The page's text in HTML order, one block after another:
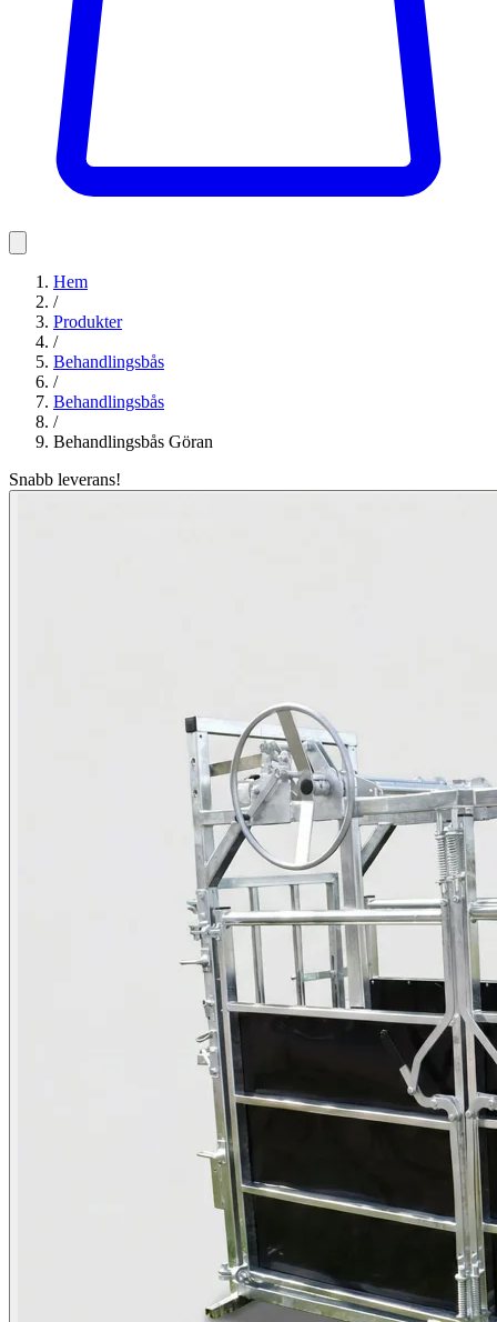
Hem
/
Produkter
/
Behandlingsbås
/
Behandlingsbås
/
Behandlingsbås Göran
Snabb leverans!